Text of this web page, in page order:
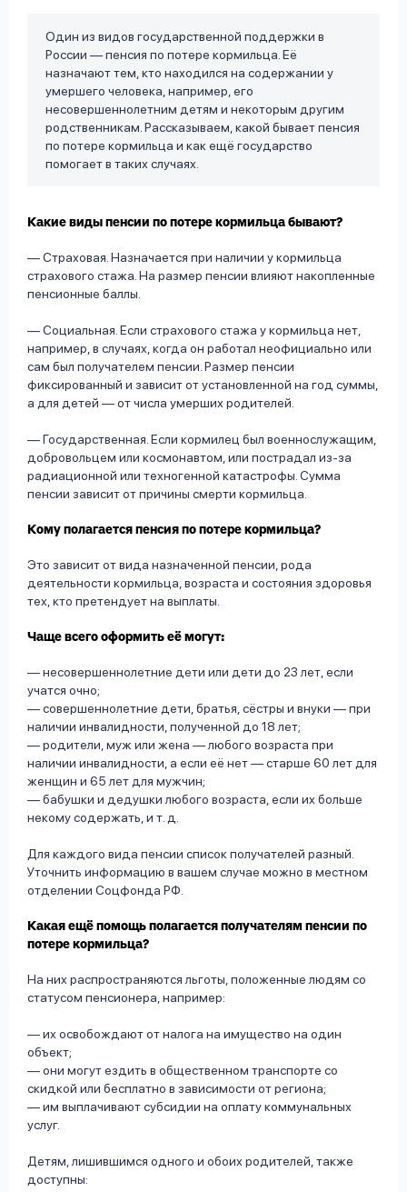
Один из видов государственной поддержки в
России — пенсия по потере кормильца. Её
назначают тем, кто находился на содержании у
умершего человека, например, его
несовершеннолетним детям и некоторым другим
родственникам. Рассказываем, какой бывает пенсия
по потере кормильца и как ещё государство
помогает в таких случаях.
Какие виды пенсии по потере кормильца бывают?
— Страховая. Назначается при наличии у кормильца
страхового стажа. На размер пенсии влияют накопленные
пенсионные баллы.
— Социальная. Если страхового стажа у кормильца нет,
например, в случаях, когда он работал неофициально или
сам был получателем пенсии. Размер пенсии
фиксированный и зависит от установленной на год суммы,
а для детей — от числа умерших родителей.
— Государственная. Если кормилец был военнослужащим,
добровольцем или космонавтом, или пострадал из-за
радиационной или техногенной катастрофы. Сумма
пенсии зависит от причины смерти кормильца.
Кому полагается пенсия по потере кормильца?
Это зависит от вида назначенной пенсии, рода
деятельности кормильца, возраста и состояния здоровья
тех, кто претендует на выплаты.
Чаще всего оформить её могут:
— несовершеннолетние дети или дети до 23 лет, если
учатся очно;
— совершеннолетние дети, братья, сёстры и внуки — при
наличии инвалидности, полученной до 18 лет;
— родители, муж или жена — любого возраста при
наличии инвалидности, а если её нет — старше 60 лет для
женщин и 65 лет для мужчин;
— бабушки и дедушки любого возраста, если их больше
некому содержать, и т. д.
Для каждого вида пенсии список получателей разный.
Уточнить информацию в вашем случае можно в местном
отделении Соцфонда РФ.
Какая ещё помощь полагается получателям пенсии по
потере кормильца?
На них распространяются льготы, положенные людям со
статусом пенсионера, например:
— их освобождают от налога на имущество на один
объект;
— они могут ездить в общественном транспорте со
скидкой или бесплатно в зависимости от региона;
— им выплачивают субсидии на оплату коммунальных
услуг.
Детям, лишившимся одного и обоих родителей, также
доступны:
Оформить заявку
Войти под другим номером
Ответы
на
вопросы